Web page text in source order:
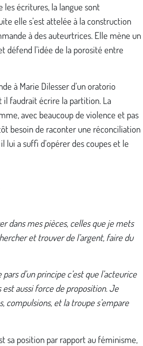
les écritures, la langue sont
elle s’est attelée à la construction
à des auteurtrices. Elle mène un
défend l’idée de la porosité entre
à Marie Dilesser d’un oratorio
il faudrait écrire la partition. La
avec beaucoup de violence et pas
besoin de raconter une réconciliation
lui a suffi d’opérer des coupes et le
dans mes pièces, celles que je mets
et trouver de l’argent, faire du
d’un principe c’est que l’acteurice
aussi force de proposition. Je
compulsions, et la troupe s’empare
sa position par rapport au féminisme,